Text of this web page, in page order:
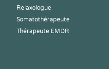
Relaxologue
Somatothérapeute
Thérapeute EMDR